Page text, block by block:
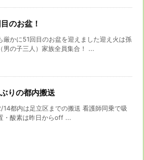
のお盆！
厳かに51回目のお盆を迎えました迎え火は孫
男の子三人）家族全員集合！ ...
りの都内搬送
14都内は足立区までの搬送 看護師同乗で吸
・酸素は昨日からoff ...